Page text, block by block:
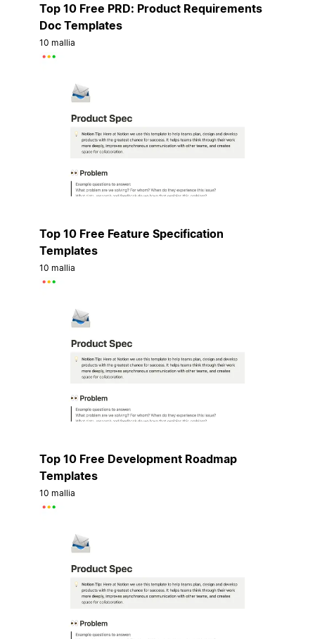
Top 10 Free PRD: Product Requirements
Doc Templates
10 mallia
Top 10 Free Feature Specification
Templates
10 mallia
Top 10 Free Development Roadmap
Templates
10 mallia